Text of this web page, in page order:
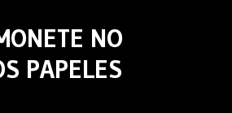
NO
PAPELES